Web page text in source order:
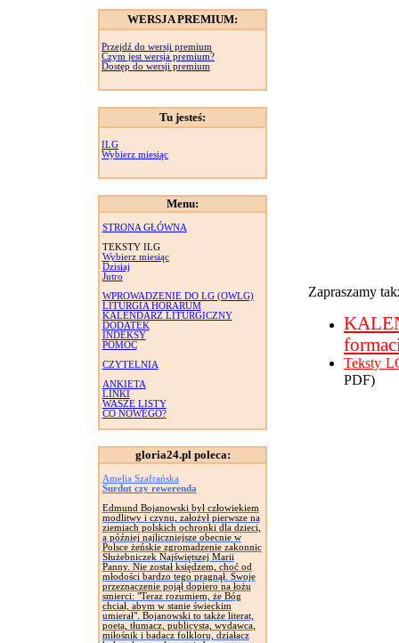
WERSJA PREMIUM:
Przejdź do wersji premium
Czym jest wersja premium?
Dostęp do wersji premium
Tu jesteś:
ILG
Wybierz miesiąc
Menu:
STRONA GŁÓWNA
TEKSTY ILG
Wybierz miesiąc
Dzisiaj
Jutro
WPROWADZENIE DO LG (OWLG)
LITURGIA HORARUM
KALENDARZ LITURGICZNY
DODATEK
INDEKSY
POMOC
CZYTELNIA
ANKIETA
LINKI
WASZE LISTY
CO NOWEGO?
gloria24.pl poleca:
Amelia Szafrańska
Surdut czy rewerenda
Edmund Bojanowski był człowiekiem
modlitwy i czynu, założył pierwsze na
ziemiach polskich ochronki dla dzieci,
a później najliczniejsze obecnie w
Polsce żeńskie zgromadzenie zakonnic
Służebniczek Najświętszej Marii
Panny. Nie został księdzem, choć od
młodości bardzo tego pragnął. Swoje
przeznaczenie pojął dopiero na łożu
smierci: "Teraz rozumiem, że Bóg
chciał, abym w stanie świeckim
umierał". Bojanowski to także literat,
poeta, tłumacz, publicysta, wydawca,
miłośnik i badacz folkloru, działacz
Zapraszamy
Teksty
PDF)